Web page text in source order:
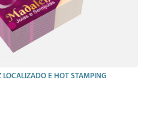
E HOT STAMPING